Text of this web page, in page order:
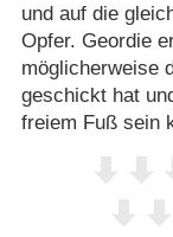
und auf die
Opfer. Geordie
möglicherweise
geschickt hat
freiem Fuß sein